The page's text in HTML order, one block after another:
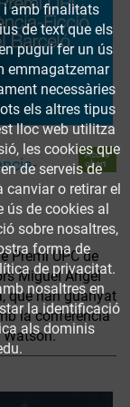
Accés
obert
Premi UPC de
Miguel Ángel
que han guanyat
la conferència
i amb finalitats
de text que els
pugui fer un ús
emmagatzemar
necessàries
els altres tipus
lloc web utilitza
les cookies que
de serveis de
canviar o retirar el
ús de cookies al
sobre nosaltres,
forma de
de privacitat.
nosaltres en
la identificació
als dominis